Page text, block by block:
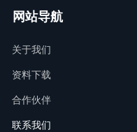
网站导航
关于我们
资料下载
合作伙伴
联系我们